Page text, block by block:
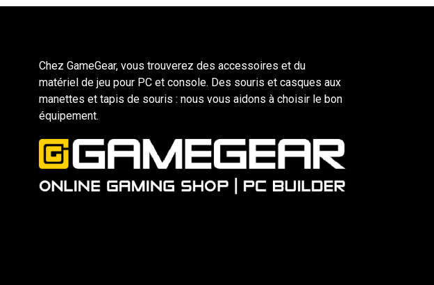
Chez GameGear, vous trouverez des accessoires et du
matériel de jeu pour PC et console. Des souris et casques aux
manettes et tapis de souris : nous vous aidons à choisir le bon
équipement.